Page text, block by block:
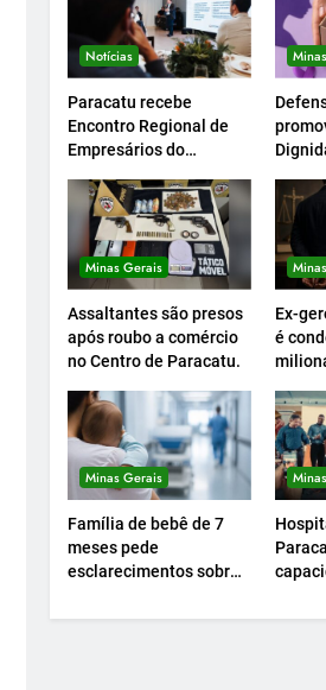
Notícias
Paracatu recebe
Encontro Regional de
Empresários do
Minas Gerais
Assaltantes são presos
após roubo a comércio
no Centro de Paracatu.
Ex-
é
Minas Gerais
Família de bebê de 7
meses pede
esclarecimentos sobre
transferência